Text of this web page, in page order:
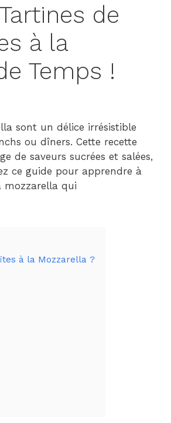
de
à la
Temps !
sont un délice irrésistible
ou dîners. Cette recette
de saveurs sucrées et salées,
ce guide pour apprendre à
mozzarella qui
à la Mozzarella ?